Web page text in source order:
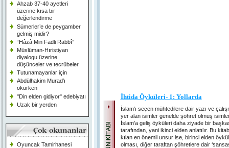
Ahzab 37-40 ayetleri
üzerine kısa bir
değerlendirme
Sümerler’e de peygamber
gelmiş midir?
“Hâzâ Min Fadli Rabbî”
Müslüman-Hıristiyan
diyalogu üzerine
düşünceler ve tecrübeler
Tutunamayanlar için
Abdülhakim Murad’ı
okurken
"Din elden gidiyor" edebiyatı
Uzak bir yerden
Oyuncak Tamirhanesi
İhtida Öyküleri- 1: Yollarda
İslam’ı seçen mühtedilere dair yazı ve
yer alan isimler genelde şöhret olmuş
İslam’a geliş öyküleri daha ziyade bir
tarafından, yani ikinci elden anlatılır. Bu
kılan en önemli unsur ise, birinci elden
olması, diğer taraftan şöhretlere dair